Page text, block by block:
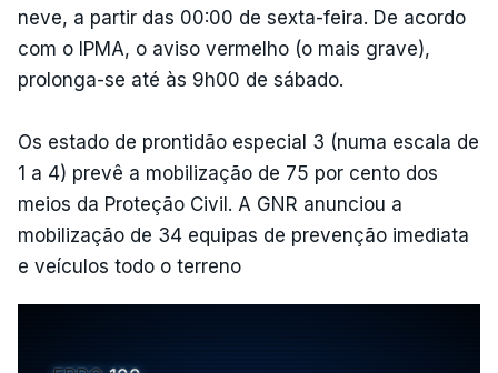
neve, a partir das 00:00 de sexta-feira. De acordo
com o IPMA, o aviso vermelho (o mais grave),
prolonga-se até às 9h00 de sábado.
Os estado de prontidão especial 3 (numa escala de
1 a 4) prevê a mobilização de 75 por cento dos
meios da Proteção Civil. A GNR anunciou a
mobilização de 34 equipas de prevenção imediata
e veículos todo o terreno